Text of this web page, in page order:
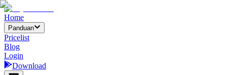
Home
Panduan
Pricelist
Blog
Login
Download